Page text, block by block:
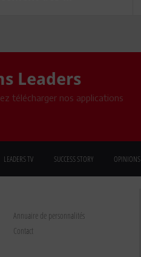
Leaders
télécharger nos applications
LEADERS TV SUCCESS STORY OPINIONS
Annuaire de personnalités
Contact